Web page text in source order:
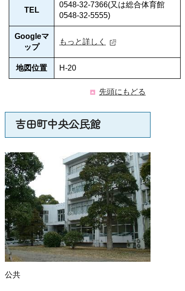
TEL
0548-32-7366(又は総合体育館
0548-32-5555)
Googleマ
ップ
もっと詳しく
地図位置 H-20
先頭にもどる
吉田町中央公民館
公共